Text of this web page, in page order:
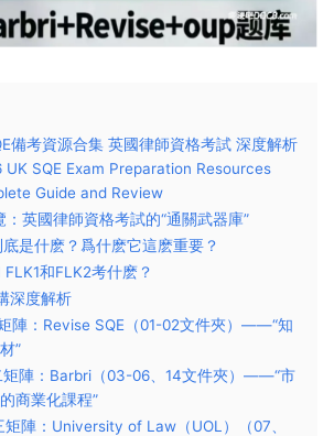
備考資源合集 英國律師資格考試 深度解析
SQE Exam Preparation Resources
Guide and Review
：英國律師資格考試的“通關武器庫”
底是什麽？爲什麽它這麽重要？
FLK1和FLK2考什麽？
深度解析
陣：Revise SQE（01-02文件夾）——“知
”
矩陣：Barbri（03-06、14文件夾）——“市
商業化課程”
矩陣：University of Law（UOL）（07、